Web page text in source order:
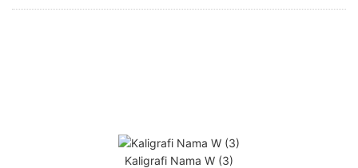
Kaligrafi Nama W (3)